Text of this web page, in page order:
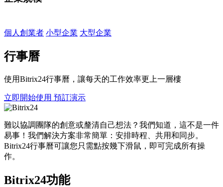
個人創業者 小型企業 大型企業
行事曆
使用Bitrix24行事曆，讓每天的工作效率更上一層樓
立即開始使用 預訂演示
難以協調團隊的創意或釐清自己想法？我們知道，這不是一件
易事！我們解決方案非常簡單：安排時程、共用和同步。
Bitrix24行事曆可讓您只需點按幾下滑鼠，即可完成所有操
作。
Bitrix24功能